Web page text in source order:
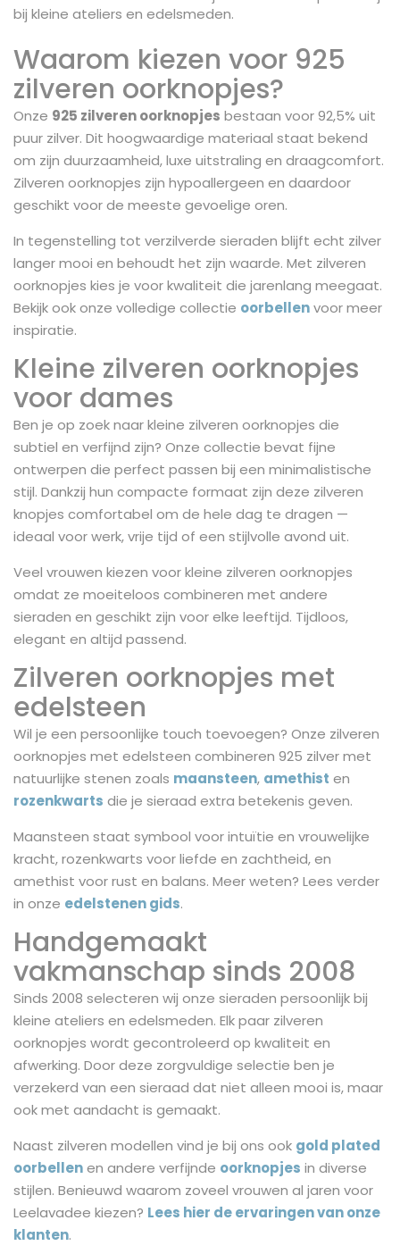
bij kleine ateliers en edelsmeden.
Waarom kiezen voor 925
zilveren oorknopjes?
Onze 925 zilveren oorknopjes bestaan voor 92,5% uit
puur zilver. Dit hoogwaardige materiaal staat bekend
om zijn duurzaamheid, luxe uitstraling en draagcomfort.
Zilveren oorknopjes zijn hypoallergeen en daardoor
geschikt voor de meeste gevoelige oren.
In tegenstelling tot verzilverde sieraden blijft echt zilver
langer mooi en behoudt het zijn waarde. Met zilveren
oorknopjes kies je voor kwaliteit die jarenlang meegaat.
Bekijk ook onze volledige collectie oorbellenvoor meer
inspiratie.
Kleine zilveren oorknopjes
voor dames
Ben je op zoek naar kleine zilveren oorknopjes die
subtiel en verfijnd zijn? Onze collectie bevat fijne
ontwerpen die perfect passen bij een minimalistische
stijl. Dankzij hun compacte formaat zijn deze zilveren
knopjes comfortabel om de hele dag te dragen —
ideaal voor werk, vrije tijd of een stijlvolle avond uit.
Veel vrouwen kiezen voor kleine zilveren oorknopjes
omdat ze moeiteloos combineren met andere
sieraden en geschikt zijn voor elke leeftijd. Tijdloos,
elegant en altijd passend.
Zilveren oorknopjes met
edelsteen
Wil je een persoonlijke touch toevoegen? Onze zilveren
oorknopjes met edelsteen combineren 925 zilver met
natuurlijke stenen zoals maansteen, amethist en
rozenkwarts die je sieraad extra betekenis geven.
Maansteen staat symbool voor intuïtie en vrouwelijke
kracht, rozenkwarts voor liefde en zachtheid, en
amethist voor rust en balans. Meer weten? Lees verder
in onze edelstenen gids.
Handgemaakt
vakmanschap sinds 2008
Sinds 2008 selecteren wij onze sieraden persoonlijk bij
kleine ateliers en edelsmeden. Elk paar zilveren
oorknopjes wordt gecontroleerd op kwaliteit en
afwerking. Door deze zorgvuldige selectie ben je
verzekerd van een sieraad dat niet alleen mooi is, maar
ook met aandacht is gemaakt.
Naast zilveren modellen vind je bij ons ook gold plated
oorbellenen andere verfijnde oorknopjes in diverse
stijlen. Benieuwd waarom zoveel vrouwen al jaren voor
Leelavadee kiezen? Lees hier de ervaringen van onze
klanten.